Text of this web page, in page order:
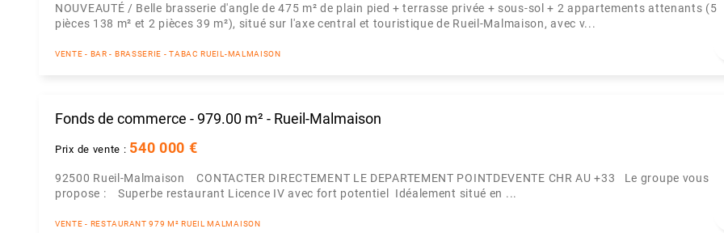
NOUVEAUTÉ / Belle brasserie d'angle de 475 m² de plain pied + terrasse privée + sous-sol + 2 appartements attenants (5
pièces 138 m² et 2 pièces 39 m²), situé sur l'axe central et touristique de Rueil-Malmaison, avec v...
VENTE - BAR - BRASSERIE - TABAC RUEIL-MALMAISON
Fonds de commerce - 979.00 m² - Rueil-Malmaison
Prix de vente : 540 000 €
92500 Rueil-Malmaison CONTACTER DIRECTEMENT LE DEPARTEMENT POINTDEVENTE CHR AU +33 Le groupe vous
propose : Superbe restaurant Licence IV avec fort potentiel Idéalement situé en ...
VENTE - RESTAURANT 979 M² RUEIL MALMAISON